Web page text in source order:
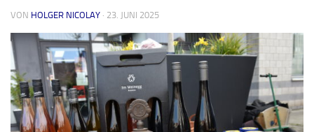
VON HOLGER NICOLAY · 23. JUNI 2025